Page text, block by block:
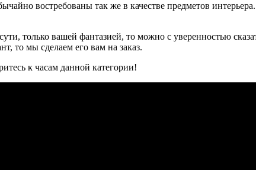
востребованы так же в качестве предметов
только вашей фантазией, то можно с уверенностью
то мы сделаем его вам на заказ.
к часам данной категории!